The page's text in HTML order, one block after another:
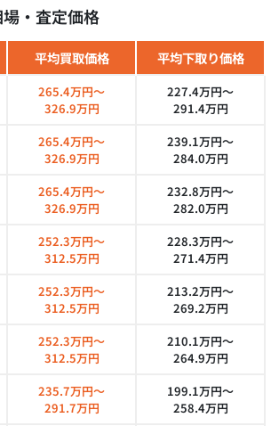
・査定価格
平均買取価格 平均下取り価格
265.4万円～
326.9万円
227.4万円～
291.4万円
265.4万円～
326.9万円
239.1万円～
284.0万円
265.4万円～
326.9万円
232.8万円～
282.0万円
252.3万円～
312.5万円
228.3万円～
271.4万円
252.3万円～
312.5万円
213.2万円～
269.2万円
252.3万円～
312.5万円
210.1万円～
264.9万円
235.7万円～
291.7万円
199.1万円～
258.4万円